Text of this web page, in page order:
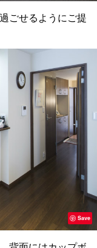
ごせるようにご提
Save